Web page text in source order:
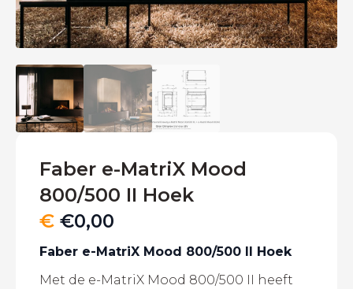
Faber e-MatriX Mood
800/500 II Hoek
€ €0,00
Faber e-MatriX Mood 800/500 II Hoek
Met de e-MatriX Mood 800/500 II heeft